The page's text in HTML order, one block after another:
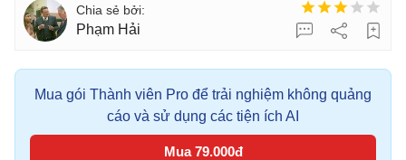
Phạm Hải
Mua gói Thành viên Pro để trải nghiệm không quảng
cáo và sử dụng các tiện ích AI
Mua 79.000đ